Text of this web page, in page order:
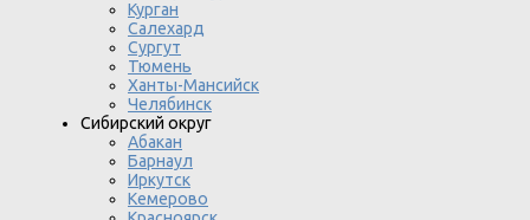
Курган
Салехард
Сургут
Тюмень
Ханты-Мансийск
Челябинск
Сибирский округ
Абакан
Барнаул
Иркутск
Кемерово